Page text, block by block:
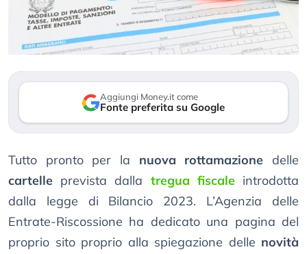
Aggiungi Money.it come
Fonte preferita su Google
Tutto pronto per la nuova rottamazione delle
cartelle prevista dalla tregua fiscaleintrodotta
dalla legge di Bilancio 2023. L’Agenzia delle
Entrate-Riscossione ha dedicato una pagina del
proprio sito proprio alla spiegazione delle novità